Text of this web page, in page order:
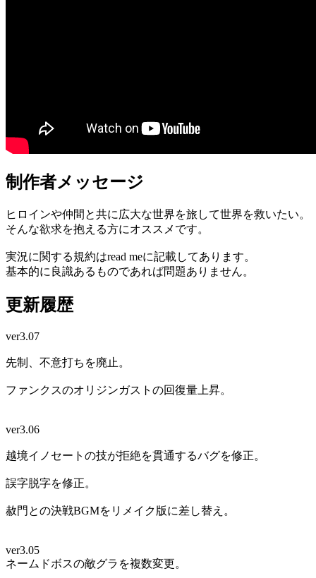
制作者メッセージ
ヒロインや仲間と共に広大な世界を旅して世界を救いたい。
そんな欲求を抱える方にオススメです。
実況に関する規約はread meに記載してあります。
基本的に良識あるものであれば問題ありません。
更新履歴
ver3.07
先制、不意打ちを廃止。
ファンクスのオリジンガストの回復量上昇。
ver3.06
越境イノセートの技が拒絶を貫通するバグを修正。
誤字脱字を修正。
赦門との決戦BGMをリメイク版に差し替え。
ver3.05
ネームドボスの敵グラを複数変更。